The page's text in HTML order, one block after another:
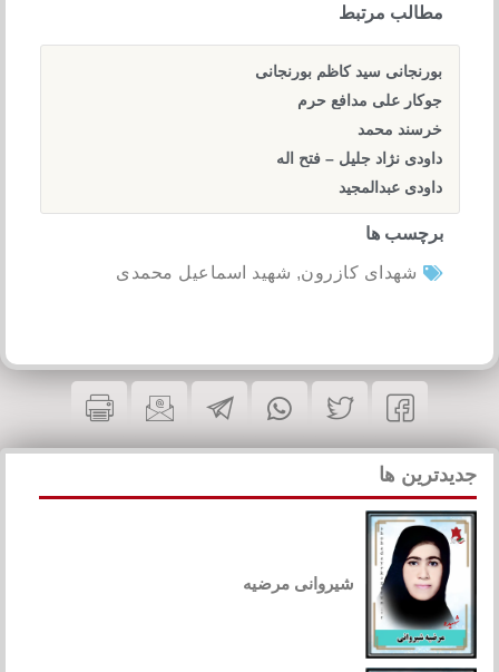
مطالب مرتبط
بورنجانی سید کاظم بورنجانی
جوکار علی مدافع حرم
خرسند محمد
داودی نژاد جلیل – فتح اله
داودی عبدالمجید
برچسب ها
شهدای کازرون, شهید اسماعیل محمدی
جدیدترین ها
شیروانی مرضیه